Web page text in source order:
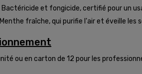
Bactéricide et fongicide, certifié pour un
Menthe fraîche, qui purifie l'air et éveille les
ou en carton de 12 pour les